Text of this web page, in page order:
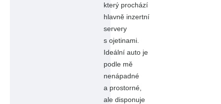
který prochází
hlavně inzertní
servery
s ojetinami.
Ideální auto je
podle mě
nenápadné
a prostorné,
ale disponuje